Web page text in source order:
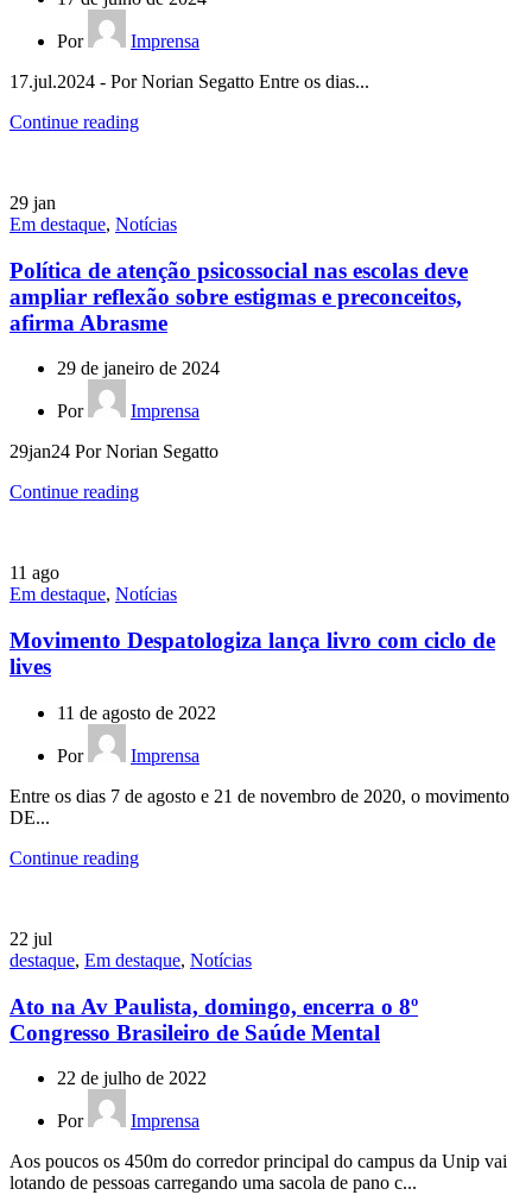
Por
Imprensa
17.jul.2024 - Por Norian Segatto Entre os dias...
Continue reading
29 jan
Em destaque, Notícias
Política de atenção psicossocial nas escolas deve
ampliar reflexão sobre estigmas e preconceitos,
afirma Abrasme
29 de janeiro de 2024
Por
Imprensa
29jan24 Por Norian Segatto
Continue reading
11 ago
Em destaque, Notícias
Movimento Despatologiza lança livro com ciclo de
lives
11 de agosto de 2022
Por
Imprensa
Entre os dias 7 de agosto e 21 de novembro de 2020, o movimento
DE...
Continue reading
22 jul
destaque, Em destaque, Notícias
Ato na Av Paulista, domingo, encerra o 8º
Congresso Brasileiro de Saúde Mental
22 de julho de 2022
Por
Imprensa
Aos poucos os 450m do corredor principal do campus da Unip vai
lotando de pessoas carregando uma sacola de pano c...